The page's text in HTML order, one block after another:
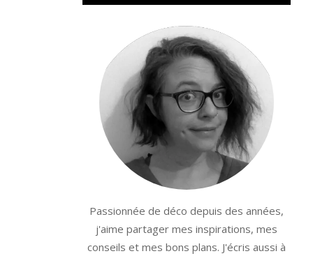
Passionnée de déco depuis des années,
j'aime partager mes inspirations, mes
conseils et mes bons plans. J'écris aussi à